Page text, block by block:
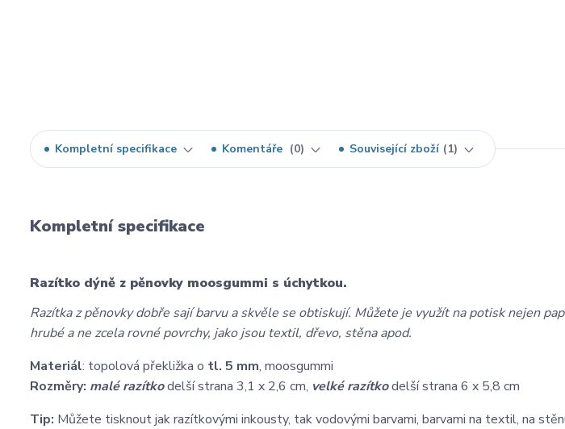
Kompletní specifikace Komentáře 0 Související zboží 1
Kompletní specifikace
Razítko dýně z pěnovky moosgummi s úchytkou.
Razítka z pěnovky dobře sají barvu a skvěle se obtiskují. Můžete je využít na potisk nejen
hrubé a ne zcela rovné povrchy, jako jsou textil, dřevo, stěna apod.
Materiál: topolová překližka o tl. 5 mm, moosgummi
Rozměry: malé razítkodelší strana 3,1 x 2,6 cm, velké razítkodelší strana 6 x 5,8 cm
Tip: Můžete tisknout jak razítkovými inkousty, tak vodovými barvami, barvami na textil, na